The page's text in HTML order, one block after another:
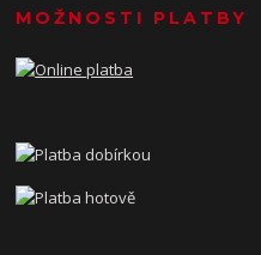
MOŽNOSTI PLATBY